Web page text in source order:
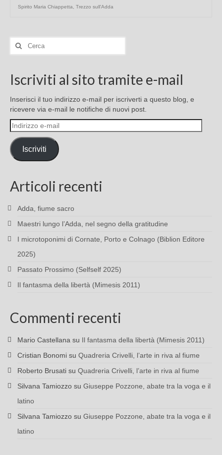
Spirito Maria Chiappetta
Trezzo sull'Adda
Cerca:
Iscriviti al sito tramite e-mail
Inserisci il tuo indirizzo e-mail per iscriverti a questo blog, e
ricevere via e-mail le notifiche di nuovi post.
Indirizzo
e-
mail
Iscriviti
Articoli recenti
Adda, fiume sacro
Maestri lungo l’Adda, nel segno della gratitudine
I microtoponimi di Cornate, Porto e Colnago (Biblion Editore
2025)
Passato Prossimo (Selfself 2025)
Il fantasma della libertà (Mimesis 2011)
Commenti recenti
Mario Castellana su Il fantasma della libertà (Mimesis 2011)
Cristian Bonomi su Quadreria Crivelli, l’arte in riva al fiume
Roberto Brusati su Quadreria Crivelli, l’arte in riva al fiume
Silvana Tamiozzo su Giuseppe Pozzone, abate tra la voga e il
latino
Silvana Tamiozzo su Giuseppe Pozzone, abate tra la voga e il
latino